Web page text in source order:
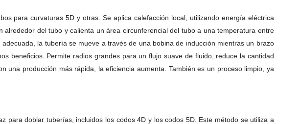
para curvaturas 5D y otras.Se aplica calefacción local, utilizando energía eléctrica
alrededor del tubo y calienta un área circunferencial del tubo a una temperatura entre
la tubería se mueve a través de una bobina de inducción mientras un brazo
beneficios. Permite radios grandes para un flujo suave de fluido, reduce la cantidad
una producción más rápida, la eficiencia aumenta. También es un proceso limpio, ya
para doblar tuberías, incluidos los codos 4D y los codos 5D. Este método se utiliza a